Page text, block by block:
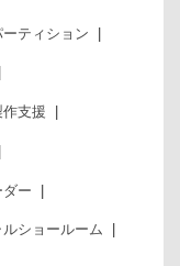
ーティション
支援
ー
ショールーム